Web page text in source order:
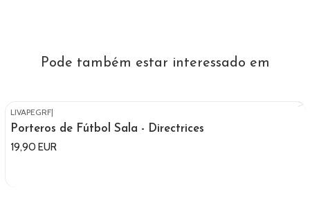
Pode também estar interessado em
LIVAPEGRF|
Porteros de Fútbol Sala - Directrices
19,90 EUR